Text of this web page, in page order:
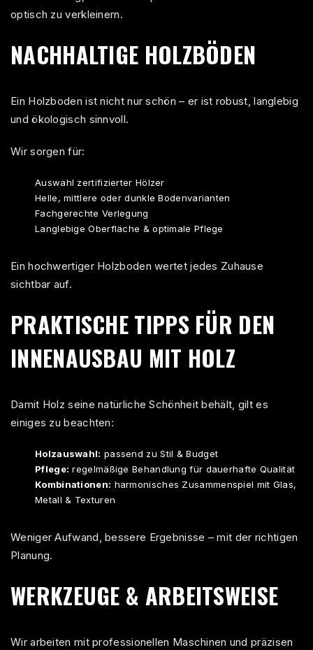
optisch zu verkleinern.
NACHHALTIGE HOLZBÖDEN
Ein Holzboden ist nicht nur schön – er ist robust, langlebig
und ökologisch sinnvoll.
Wir sorgen für:
Auswahl zertifizierter Hölzer
Helle, mittlere oder dunkle Bodenvarianten
Fachgerechte Verlegung
Langlebige Oberfläche & optimale Pflege
Ein hochwertiger Holzboden wertet jedes Zuhause
sichtbar auf.
PRAKTISCHE TIPPS FÜR DEN
INNENAUSBAU MIT HOLZ
Damit Holz seine natürliche Schönheit behält, gilt es
einiges zu beachten:
Holzauswahl: passend zu Stil & Budget
Pflege: regelmäßige Behandlung für dauerhafte Qualität
Kombinationen: harmonisches Zusammenspiel mit Glas,
Metall & Texturen
Weniger Aufwand, bessere Ergebnisse – mit der richtigen
Planung.
WERKZEUGE & ARBEITSWEISE
Wir arbeiten mit professionellen Maschinen und präzisen